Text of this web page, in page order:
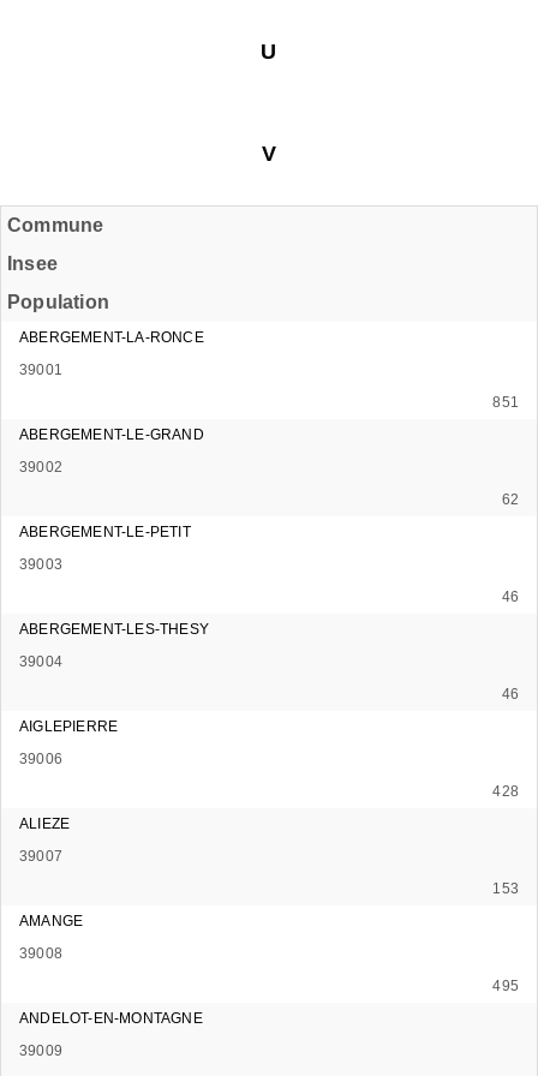
U
V
Commune
Insee
Population
ABERGEMENT-LA-RONCE
39001
851
ABERGEMENT-LE-GRAND
39002
62
ABERGEMENT-LE-PETIT
39003
46
ABERGEMENT-LES-THESY
39004
46
AIGLEPIERRE
39006
428
ALIEZE
39007
153
AMANGE
39008
495
ANDELOT-EN-MONTAGNE
39009